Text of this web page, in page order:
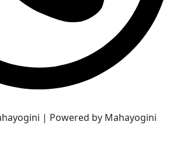
| Powered by Mahayogini